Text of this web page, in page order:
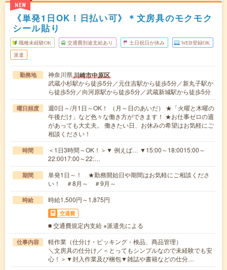
NEW
《単発1日OK！日払い可》＊文房具のモクモク
シール貼り
職種未経験OK 交通費別途支給あり 土日祝日が休み WEB登録OK
派遣
勤務地 神奈川県川崎市中原区
武蔵小杉駅から徒歩5分／元住吉駅から徒歩5分／新丸子駅か
ら徒歩5分／向河原駅から徒歩5分／武蔵新城駅から徒歩5分
曜日頻度
週0日～/月1日～OK！ （月～日のあいだ） ★「火曜と木曜の
午後だけ」など色々な働き方ができます！ ★お仕事ゼロの週
があっても大丈夫。 働きたい日、お休みの希望はお気軽にご
相談ください！
時間
＜1日3時間～OK！＞▼ 例えば… ▼15:00～18:0015:00～
22:0017:00～22:…
期間
単発1日～！ ★勤務開始日や期間はお気軽にご相談くださ
い！ ＃8月～ ＃9月～
時給 時給1,500円～1,875円
交通費
■ 交通費規定内支給 ※派遣先による
仕事内容
軽作業（仕分け・ピッキング・検品、商品管理）
＼文房具の仕分け／＜とってもシンプルなので未経験でも安
心！＞▼封入作業及び梱包▼雑誌や書籍などの仕分…